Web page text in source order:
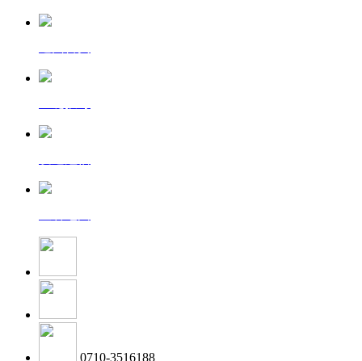
0710-3516188